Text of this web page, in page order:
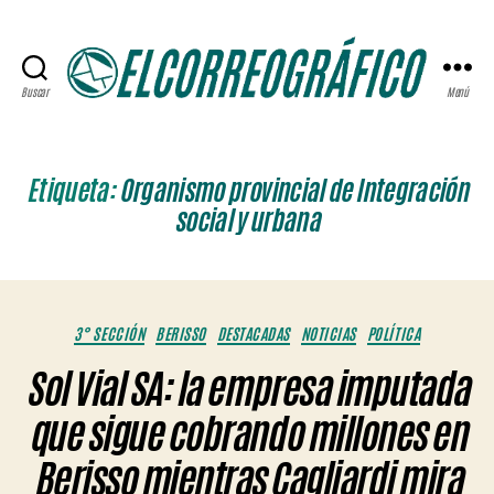
Buscar Menú
Etiqueta:Organismo provincial de Integración
social y urbana
Categorías
3° SECCIÓN BERISSO DESTACADAS NOTICIAS POLÍTICA
Sol Vial SA: la empresa imputada
que sigue cobrando millones en
Berisso mientras Cagliardi mira